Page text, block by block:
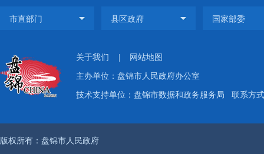
关于我们 网站地图
主办单位：盘锦市人民政府办公室
技术支持单位：盘锦市数据和政务服务局 联系方
版权所有：盘锦市人民政府